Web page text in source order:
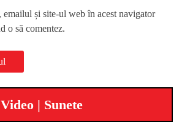
emailul și site-ul web în acest navigator
o să comentez.
Video | Sunete